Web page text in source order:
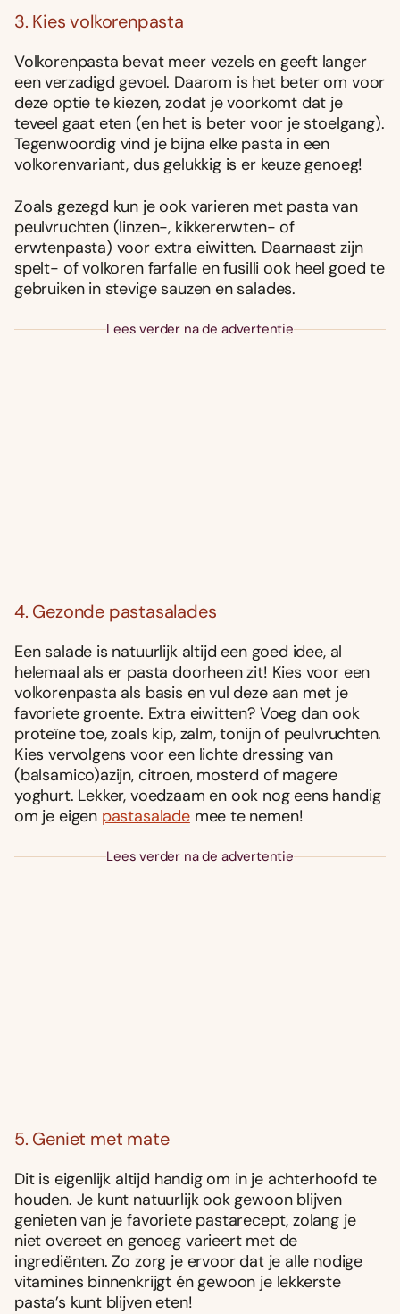
3. Kies volkorenpasta
Volkorenpasta bevat meer vezels en geeft langer
een verzadigd gevoel. Daarom is het beter om voor
deze optie te kiezen, zodat je voorkomt dat je
teveel gaat eten (en het is beter voor je stoelgang).
Tegenwoordig vind je bijna elke pasta in een
volkorenvariant, dus gelukkig is er keuze genoeg!
Zoals gezegd kun je ook varieren met pasta van
peulvruchten (linzen-, kikkererwten- of
erwtenpasta) voor extra eiwitten. Daarnaast zijn
spelt- of volkoren farfalle en fusilli ook heel goed te
gebruiken in stevige sauzen en salades.
Lees verder na de advertentie
4. Gezonde pastasalades
Een salade is natuurlijk altijd een goed idee, al
helemaal als er pasta doorheen zit! Kies voor een
volkorenpasta als basis en vul deze aan met je
favoriete groente. Extra eiwitten? Voeg dan ook
proteïne toe, zoals kip, zalm, tonijn of peulvruchten.
Kies vervolgens voor een lichte dressing van
(balsamico)azijn, citroen, mosterd of magere
yoghurt. Lekker, voedzaam en ook nog eens handig
om je eigen pastasalademee te nemen!
Lees verder na de advertentie
5. Geniet met mate
Dit is eigenlijk altijd handig om in je achterhoofd te
houden. Je kunt natuurlijk ook gewoon blijven
genieten van je favoriete pastarecept, zolang je
niet overeet en genoeg varieert met de
ingrediënten. Zo zorg je ervoor dat je alle nodige
vitamines binnenkrijgt én gewoon je lekkerste
pasta’s kunt blijven eten!